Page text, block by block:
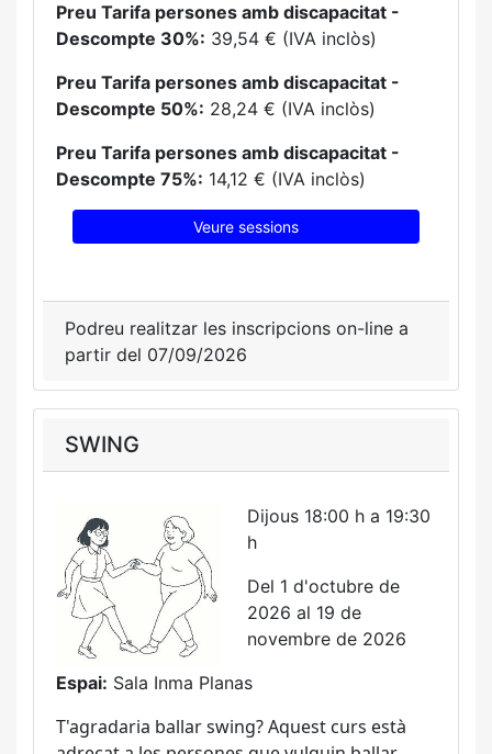
Preu Tarifa persones amb discapacitat -
Descompte 30%: 39,54 € (IVA inclòs)
Preu Tarifa persones amb discapacitat -
Descompte 50%: 28,24 € (IVA inclòs)
Preu Tarifa persones amb discapacitat -
Descompte 75%: 14,12 € (IVA inclòs)
Veure sessions
Podreu realitzar les inscripcions on-line a
partir del 07/09/2026
SWING
Dijous 18:00 h a 19:30
h
Del 1 d'octubre de
2026 al 19 de
novembre de 2026
Espai: Sala Inma Planas
T'agradaria ballar swing? Aquest curs està